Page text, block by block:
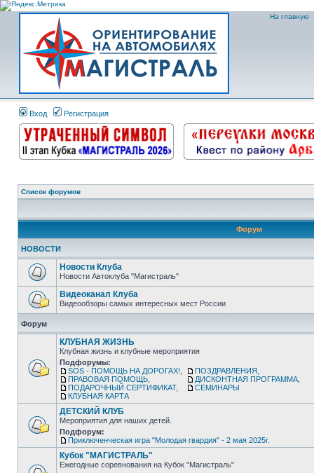
На главную
Вход Регистрация
Список форумов
Форум
НОВОСТИ
Новости Клуба
Новости Автоклуба "Магистраль"
Видеоканал Клуба
Видеообзоры самых интересных мест России
Форум
КЛУБНАЯ ЖИЗНЬ
Клубная жизнь и клубные мероприятия
Подфорумы:
SOS - ПОМОЩЬ НА ДОРОГАХ!
ПРАВОВАЯ ПОМОЩЬ
ПОДАРОЧНЫЙ СЕРТИФИКАТ,
КЛУБНАЯ КАРТА
ПОЗДРАВЛЕНИЯ
ДИСКОНТНАЯ ПРОГРАММА
СЕМИНАРЫ
ДЕТСКИЙ КЛУБ
Мероприятия для наших детей.
Подфорум:
Приключенческая игра "Молодая гвардия" - 2 мая 2025г.
Кубок "МАГИСТРАЛЬ"
Ежегодные соревнования на Кубок "Магистраль"